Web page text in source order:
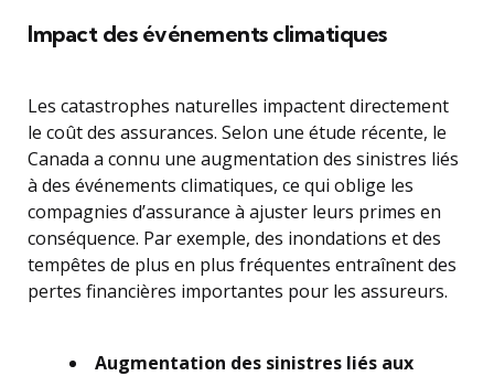
Impact des événements climatiques
Les catastrophes naturelles impactent directement
le coût des assurances. Selon une étude récente, le
Canada a connu une augmentation des sinistres liés
à des événements climatiques, ce qui oblige les
compagnies d’assurance à ajuster leurs primes en
conséquence. Par exemple, des inondations et des
tempêtes de plus en plus fréquentes entraînent des
pertes financières importantes pour les assureurs.
Augmentation des sinistres liés aux